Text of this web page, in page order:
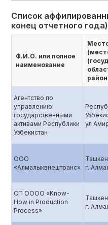
Список
конец отчетного года)
Ф.И.О. или полное
наименование
Агентство по
управлению
государственными
активами Республики
Узбекистан
ул
ООО
«Алмалыквнештранс»
г.
СП ОООО «Know-
How in Production
Process»
г.